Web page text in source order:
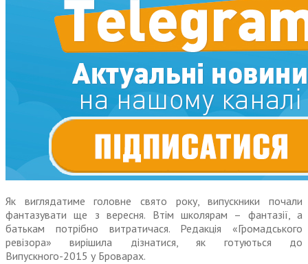
Як виглядатиме головне свято року, випускники почали
фантазувати ще з вересня. Втім школярам – фантазії, а
батькам потрібно витратичася. Редакція «Громадського
ревізора» вирішила дізнатися, як готуються до
Випускного-2015 у Броварах.